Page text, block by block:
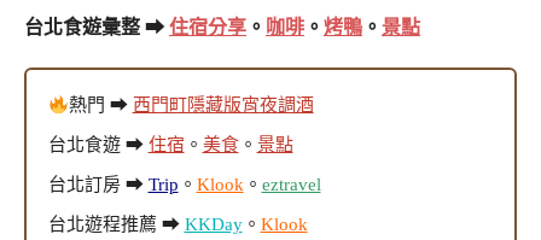
台北食遊彙整 ➡ 住宿分享 。 咖啡 。 烤鴨 。 景點
熱門 ➡ 西門町隱藏版宵夜調酒
台北食遊 ➡ 住宿 。 美食。 景點
台北訂房 ➡ Trip 。 Klook。 eztravel
台北遊程推薦 ➡ KKDay。 Klook